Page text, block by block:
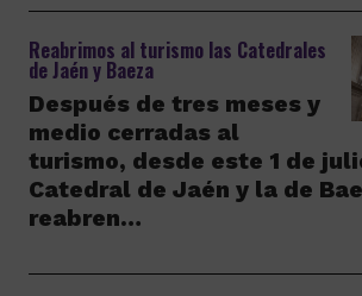
Reabrimos al turismo las Catedrales
de Jaén y Baeza
Después de tres meses y
medio cerradas al
turismo, desde este 1 de
Catedral de Jaén y la de
reabren…